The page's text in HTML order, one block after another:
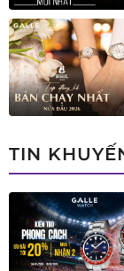
TIN